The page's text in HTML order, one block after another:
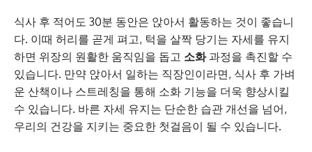
식사 후 적어도 30분 동안은 앉아서 활동하는 것이 좋습니
다. 이때 허리를 곧게 펴고, 턱을 살짝 당기는 자세를 유지
하면 위장의 원활한 움직임을 돕고 소화과정을 촉진할 수
있습니다. 만약 앉아서 일하는 직장인이라면, 식사 후 가벼
운 산책이나 스트레칭을 통해 소화 기능을 더욱 향상시킬
수 있습니다. 바른 자세 유지는 단순한 습관 개선을 넘어,
우리의 건강을 지키는 중요한 첫걸음이 될 수 있습니다.